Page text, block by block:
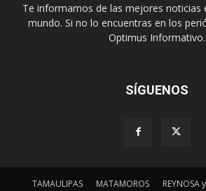
Te informamos de las mejores noticias
mundo. Si no lo encuentras en los
Optimus Informativo.
SÍGUENOS
TAMAULIPAS MATAMOROS REYNOSA